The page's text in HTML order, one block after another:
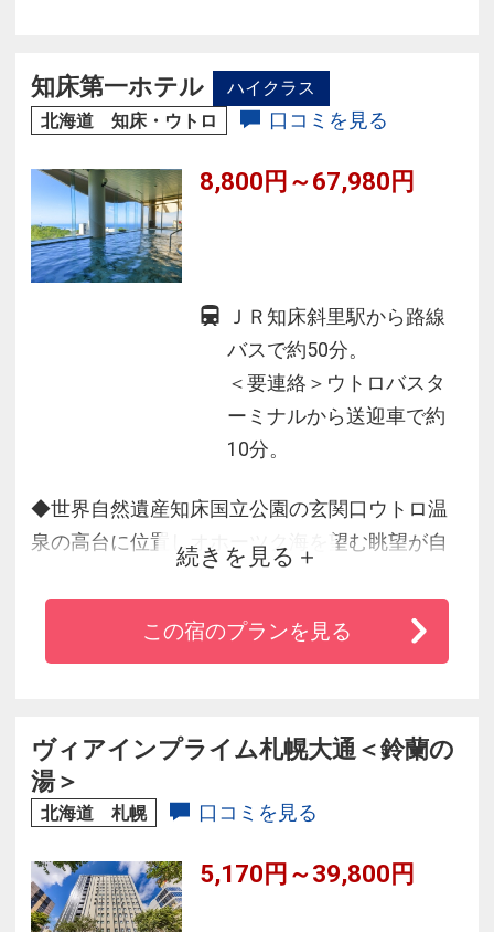
◆「天然温泉スパステラ」ではアジアの至宝と
謳われた夜景と、函館山、北の星座を望み、名
知床第一ホテル
ハイクラス
北海道 知床・ウトロ
口コミを見る
8,800円～67,980円
ＪＲ知床斜里駅から路線
バスで約50分。
＜要連絡＞ウトロバスタ
ーミナルから送迎車で約
10分。
◆世界自然遺産知床国立公園の玄関口ウトロ温
泉の高台に位置しオホーツク海を望む眺望が自
◆「美人の湯」と称される大自然の恵みをたっ
ぷり含んだウトロ温泉
◆旅のプロが選ぶベスト100料理部門3年連続北
海道１位を受賞した【マルスコイバイキング】
では約80品の料理が満載
続きを見る
この宿のプランを見る
ヴィアインプライム札幌大通＜鈴蘭の
湯＞
北海道 札幌 口コミを見る
5,170円～39,800円